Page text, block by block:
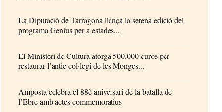
La Diputació de Tarragona llança la setena edició del
programa Genius per a estades...
El Ministeri de Cultura atorga 500.000 euros per
restaurar l’antic col·legi de les Monges...
Amposta celebra el 88è aniversari de la batalla de
l’Ebre amb actes commemoratius